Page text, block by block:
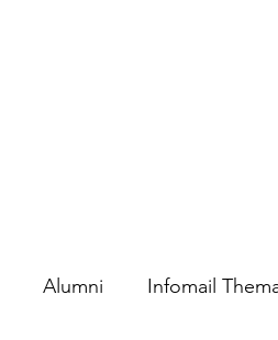
Alumni Infomail